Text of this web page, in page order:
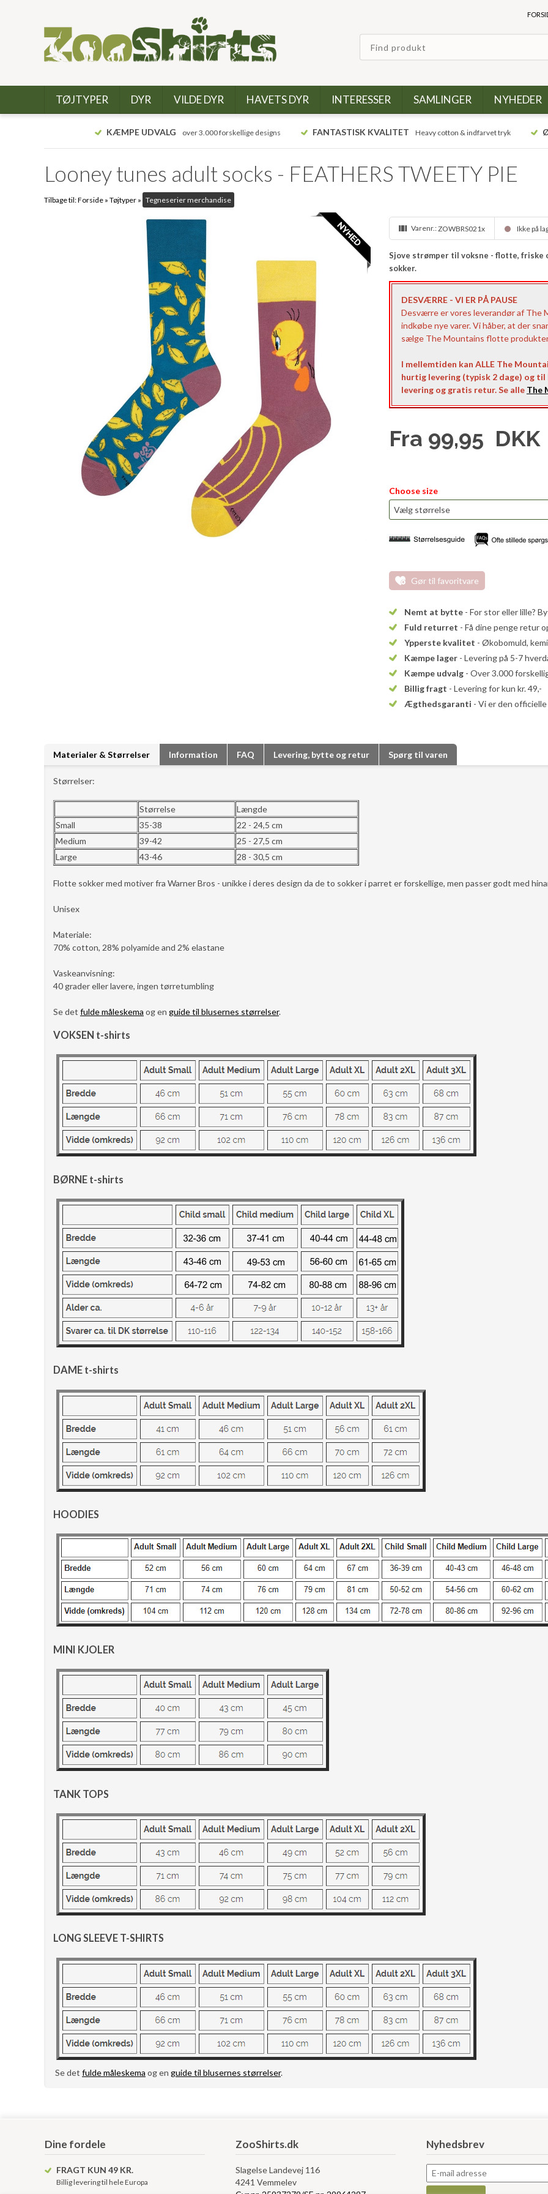
TØJTYPER DYR VILDE DYR HAVETS DYR INTERESSER SAMLINGER NYHEDER
KÆMPE UDVALG over 3.000 forskellige designs FANTASTISK KVALITET Heavy cotton & indfarvet tryk
Looney tunes adult socks - FEATHERS TWEETY PIE
Tilbage til:Forside » Tøjtyper » Tegneserier merchandise
Varenr.:ZOWBRS021x Ikke på
Sjove strømper til voksne - flotte, friske
sokker.
DESVÆRRE - VI ER PÅ PAUSE
Desværre er vores leverandør af The
indkøbe nye varer. Vi håber, at der
sælge The Mountains flotte
I mellemtiden kan ALLE The
hurtig levering (typisk 2 dage) og
levering og gratis retur. Se alle The
Fra 99,95 DKK
Choose size
Gør til favoritvare
Nemt at bytte - For stor eller lille?
Fuld returret - Få dine penge retur
Ypperste kvalitet - Økobomuld,
Kæmpe lager - Levering på 5-7
Kæmpe udvalg - Over 3.000
Billig fragt - Levering for kun kr. 49,-
Ægthedsgaranti - Vi er den
Materialer & Størrelser Information FAQ Levering, bytte og retur Spørg til varen
Størrelser:
Størrelse
Længde
Small
35-38
22 - 24,5 cm
Medium
39-42
25 - 27,5 cm
Large
43-46 28 - 30,5 cm
Flotte sokker med motiver fra Warner Bros - unikke i deres design da de to sokker i parret er forskellige, men passer godt med
Unisex
Materiale:
70% cotton, 28% polyamide and 2% elastane
Vaskeanvisning:
40 grader eller lavere, ingen tørretumbling
Se det fulde måleskema og en guide til blusernes størrelser.
VOKSEN t-shirts
BØRNE t-shirts
DAME t-shirts
HOODIES
MINI KJOLER
TANK TOPS
LONG SLEEVE T-SHIRTS
Se det fulde måleskema og en guide til blusernes størrelser.
Dine fordele
FRAGT KUN 49 KR.
Billig levering til hele Europa
ZooShirts.dk
Slagelse Landevej 116
4241 Vemmelev
Nyhedsbrev